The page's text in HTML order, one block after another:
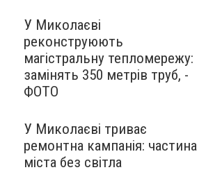
У Миколаєві
реконструюють
магістральну тепломережу:
замінять 350 метрів труб, -
ФОТО
У Миколаєві триває
ремонтна кампанія: частина
міста без світла